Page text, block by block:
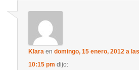
Klara endomingo, 15 enero, 2012 a las
10:15 pm dijo: